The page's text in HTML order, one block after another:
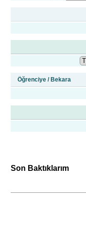
Öğrenciye / Bekara
Son Baktıklarım